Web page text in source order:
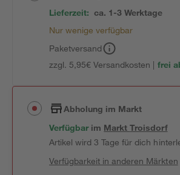
Lieferzeit: ca. 1-3 Werktage
Nur wenige verfügbar
Paketversand
zzgl. 5,95€ Versandkosten | frei
Abholung im Markt
Verfügbar im MarktTroisdorf
Artikel wird 3 Tage für dich
Verfügbarkeit in anderen Märkten